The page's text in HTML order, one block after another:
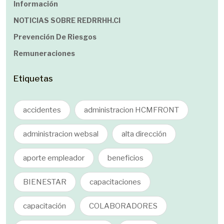
Información
NOTICIAS SOBRE REDRRHH.cl
Prevención De Riesgos
Remuneraciones
Etiquetas
accidentes administracion HCMFRONT
administracion websal alta dirección
aporte empleador beneficios
BIENESTAR capacitaciones
capacitación COLABORADORES